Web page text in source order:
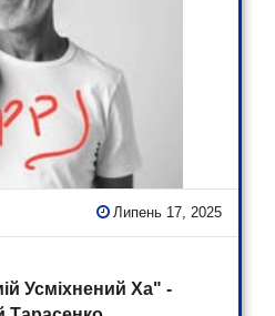
Липень 17, 2025
Усміхнений Ха" -